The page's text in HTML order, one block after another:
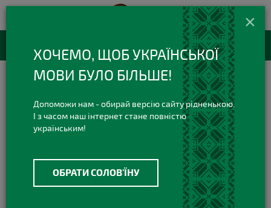
+38(073)420 420 3
Viber Telegram
RU
Бумага для самокруток
Бумага для самокруток RAW Black Organic King Size Hemp
×
ХОЧЕМО, ЩОБ УКРАЇНСЬКОЇ
МОВИ БУЛО БІЛЬШЕ!
Допоможи нам - обирай версію сайту рідненькою.
І з часом наш інтернет стане повністю
українським!
ОБРАТИ СОЛОВ'ЇНУ